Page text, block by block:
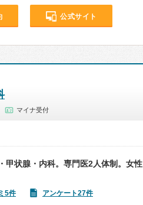
公式サイト
マイナ受付
甲状腺・内科。専門医2人体制。女性
5件 アンケート27件